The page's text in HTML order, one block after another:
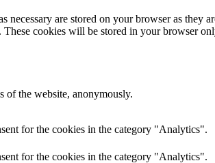
are stored on your browser as they
These cookies will be stored in your browser
of the website, anonymously.
for the cookies in the category "Analytics".
for the cookies in the category "Analytics".